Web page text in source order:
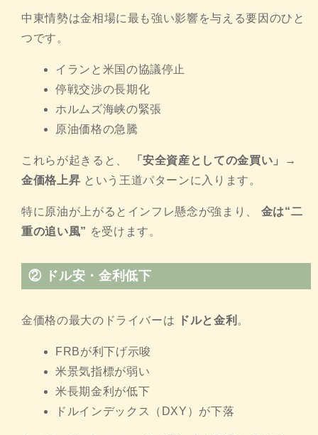
中東情勢は金相場に最も強い影響を与える要因のひと
つです。
イランと米国の協議停止
停戦交渉の長期化
ホルムズ海峡の緊張
原油価格の急騰
これらが起きると、
「安全資産としての金買い」→
金価格上昇 という王道パターンに入ります。
特に原油が上がるとインフレ懸念が強まり、 金は“二
重の追い風” を受けます。
② ドル安・金利低下
金価格の最大のドライバーは ドルと金利 。
FRBが利下げ示唆
米景気指標が弱い
米長期金利が低下
ドルインデックス（DXY）が下落